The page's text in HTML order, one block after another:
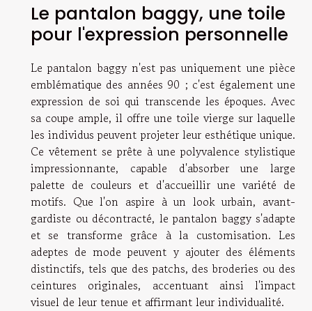
Le pantalon baggy, une toile
pour l'expression personnelle
Le pantalon baggy n'est pas uniquement une pièce
emblématique des années 90 ; c'est également une
expression de soi qui transcende les époques. Avec
sa coupe ample, il offre une toile vierge sur laquelle
les individus peuvent projeter leur esthétique unique.
Ce vêtement se prête à une polyvalence stylistique
impressionnante, capable d'absorber une large
palette de couleurs et d'accueillir une variété de
motifs. Que l'on aspire à un look urbain, avant-
gardiste ou décontracté, le pantalon baggy s'adapte
et se transforme grâce à la customisation. Les
adeptes de mode peuvent y ajouter des éléments
distinctifs, tels que des patchs, des broderies ou des
ceintures originales, accentuant ainsi l'impact
visuel de leur tenue et affirmant leur individualité.